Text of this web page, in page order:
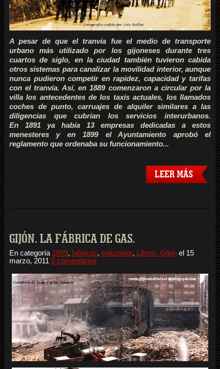
A pesar de que el tranvía fue el medio de transporte
urbano más utilizado por los gijoneses durante tres
cuartos de siglo, en la ciudad también tuvieron cabida
otros sistemas para canalizar la movilidad interior, aunque
nunca pudieron competir en rapidez, capacidad y tarifas
con el tranvía. Así, en 1889 comenzaron a circular por la
villa los antecedentes de los taxis actuales, los llamados
coches de punto, carruajes de alquiler similares a las
diligencias que cubrían los servicios interurbanos.
En 1891 ya había 13 empresas dedicadas a estos
menesteres y en 1899 el Ayuntamiento aprobó el
reglamento que ordenaba su funcionamiento...
LEER MÁS
GIJÓN. LA FÁBRICA DE GAS.
En categoría 1899, fabricas, Industrias, Libros. Gijonel 15
marzo, 2011 8 comentarios